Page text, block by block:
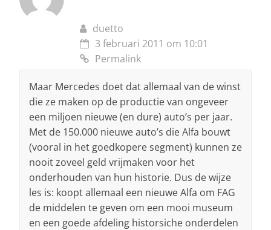
duetto
3 februari 2011 om 10:01
Permalink
Maar Mercedes doet dat allemaal van de winst
die ze maken op de productie van ongeveer
een miljoen nieuwe (en dure) auto’s per jaar.
Met de 150.000 nieuwe auto’s die Alfa bouwt
(vooral in het goedkopere segment) kunnen ze
nooit zoveel geld vrijmaken voor het
onderhouden van hun historie. Dus de wijze
les is: koopt allemaal een nieuwe Alfa om FAG
de middelen te geven om een mooi museum
en een goede afdeling historsiche onderdelen